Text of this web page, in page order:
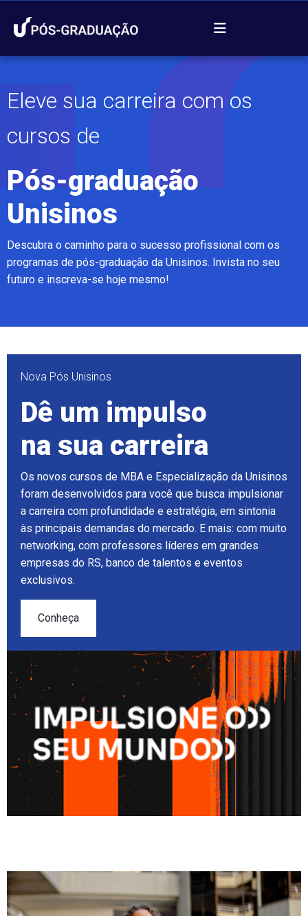
Eleve sua carreira com os
cursos de
Pós-graduação
Unisinos
Descubra o caminho para o sucesso profissional com os
programas de pós-graduação da Unisinos. Invista no seu
futuro e inscreva-se hoje mesmo!
Nova Pós Unisinos
Dê um impulso
na sua carreira
Os novos cursos de MBA e Especialização da Unisinos
foram desenvolvidos para você que busca impulsionar
a carreira com profundidade e estratégia, em sintonia
às principais demandas do mercado. E mais: com muito
networking, com professores líderes em grandes
empresas do RS, banco de talentos e eventos
exclusivos.
Conheça